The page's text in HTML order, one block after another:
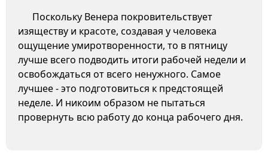
Поскольку Венера покровительствует
изяществу и красоте, создавая у человека
ощущение умиротворенности, то в пятницу
лучше всего подводить итоги рабочей недели и
освобождаться от всего ненужного. Самое
лучшее - это подготовиться к предстоящей
неделе. И никоим образом не пытаться
провернуть всю работу до конца рабочего дня.